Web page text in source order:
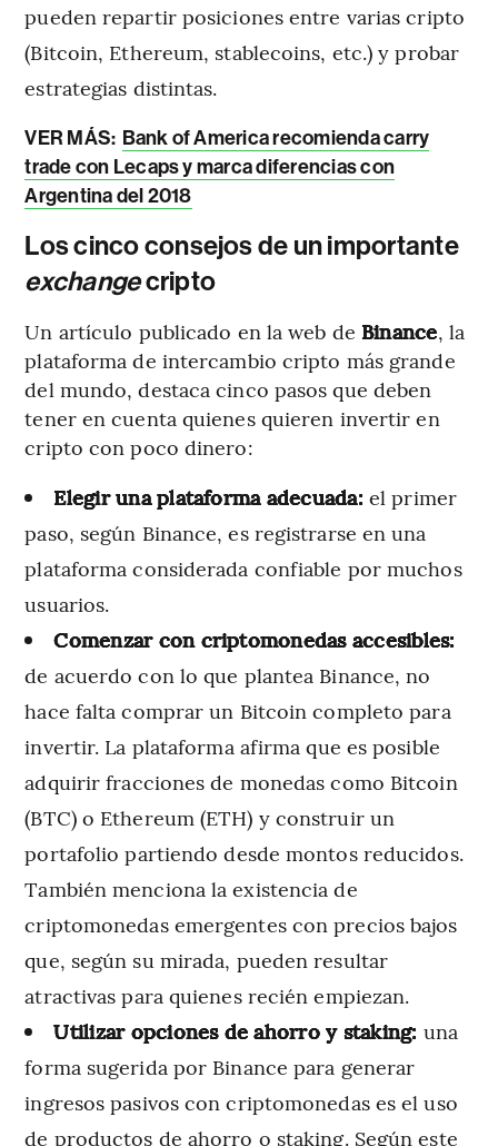
pueden repartir posiciones entre varias cripto
(Bitcoin, Ethereum, stablecoins, etc.) y probar
estrategias distintas.
VER MÁS: Bank of America recomienda carry
trade con Lecaps y marca diferencias con
Argentina del 2018
Los cinco consejos de un importante
exchangecripto
Un artículo publicado en la web de Binance, la
plataforma de intercambio cripto más grande
del mundo, destaca cinco pasos que deben
tener en cuenta quienes quieren invertir en
cripto con poco dinero:
Elegir una plataforma adecuada:el primer
paso, según Binance, es registrarse en una
plataforma considerada confiable por muchos
usuarios.
Comenzar con criptomonedas accesibles:
de acuerdo con lo que plantea Binance, no
hace falta comprar un Bitcoin completo para
invertir. La plataforma afirma que es posible
adquirir fracciones de monedas como Bitcoin
(BTC) o Ethereum (ETH) y construir un
portafolio partiendo desde montos reducidos.
También menciona la existencia de
criptomonedas emergentes con precios bajos
que, según su mirada, pueden resultar
atractivas para quienes recién empiezan.
Utilizar opciones de ahorro y staking: una
forma sugerida por Binance para generar
ingresos pasivos con criptomonedas es el uso
de productos de ahorro o staking. Según este